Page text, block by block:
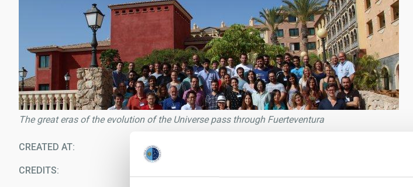
The great eras of the evolution of the Universe pass through Fuerteventura
CREATED AT
CREDITS